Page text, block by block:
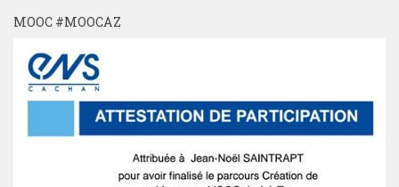
MOOC #MOOCAZ